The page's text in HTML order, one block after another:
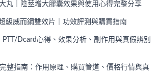
丸｜陰莖增大膠囊效果與使用心得完整分享
級威而鋼雙效片｜功效評測與購買指南
Dcard心得、效果分析、副作用與真假辨別
整指南：作用原理、購買管道、價格行情與真